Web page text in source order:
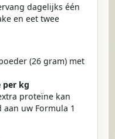
dagelijks één
en eet twee
(26 gram) met
per kg
proteïne kan
uw Formula 1